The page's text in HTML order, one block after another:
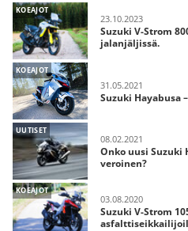
KOEAJOT
23.10.2023
Suzuki V-Strom
jalanjäljissä.
KOEAJOT
31.05.2021
Suzuki Hayabusa
UUTISET
08.02.2021
Onko uusi Suzuki
veroinen?
KOEAJOT
03.08.2020
Suzuki V-Strom